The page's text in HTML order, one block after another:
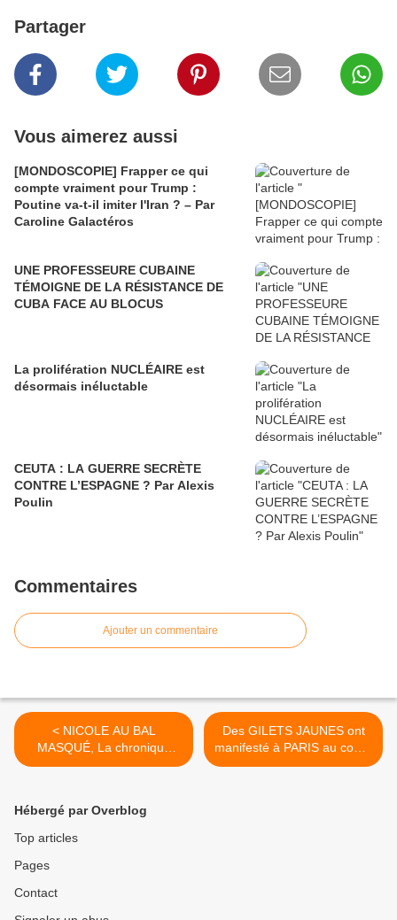
Partager
Vous aimerez aussi
[MONDOSCOPIE] Frapper ce qui
compte vraiment pour Trump :
Poutine va-t-il imiter l'Iran ? – Par
Caroline Galactéros
UNE PROFESSEURE CUBAINE
TÉMOIGNE DE LA RÉSISTANCE DE
CUBA FACE AU BLOCUS
La prolifération NUCLÉAIRE est
désormais inéluctable
CEUTA : LA GUERRE SECRÈTE
CONTRE L’ESPAGNE ? Par Alexis
Poulin
Commentaires
Ajouter un commentaire
< NICOLE AU BAL
MASQUÉ, La chronique
politique parisienne (et
Des GILETS JAUNES ont
manifesté à PARIS au coeur
de l'été…Vers une forte
Hébergé par Overblog
Top articles
Pages
Contact